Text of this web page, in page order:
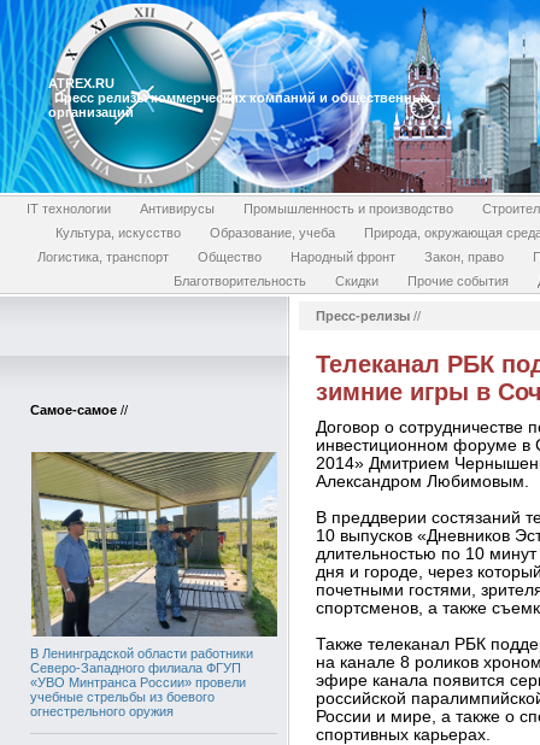
ATREX.RU
Пресс релизы коммерческих компаний и общественных
организаций
IT технологии Антивирусы Промышленность и производство
Культура, искусство
Образование, учеба
Природа, окружающая
Логистика, транспорт
Общество Народный фронт Закон, право
Благотворительность
Скидки Прочие события
Самое-самое //
В Ленинградской области работники
Северо-Западного филиала ФГУП
«УВО Минтранса России» провели
учебные стрельбы из боевого
огнестрельного оружия
Пресс-релизы //
Телеканал РБК
зимние игры в
Договор о
инвестиционном форуме в
2014» Дмитрием
Александром Любимовым.
В преддверии состязаний
10 выпусков «Дневников
длительностью по 10
дня и городе, через
почетными гостями,
спортсменов, а также
Также телеканал РБК
на канале 8 роликов
эфире канала появится
российской
России и мире, а также о
спортивных карьерах.